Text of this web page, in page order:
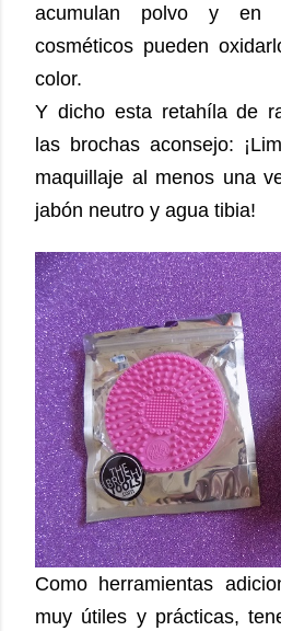
acumulan polvo y en
cosméticos pueden
color.
Y dicho esta retahíla de
las brochas aconsejo:
maquillaje al menos una
jabón neutro y agua tibia!
Como herramientas
muy útiles y prácticas,